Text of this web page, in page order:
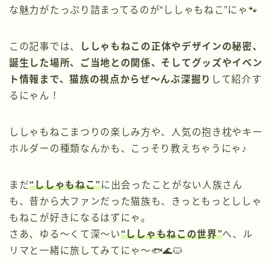
な魅力がたっぷり詰まってるのが“ししゃもねこ”にゃ🐾
この記事では、
ししゃもねこの正体やデザインの秘密、
誕生した場所、ご当地との関係、そしてグッズやイベン
ト情報まで、猫族の視点からぜ〜んぶ深掘り して紹介す
るにゃん！
ししゃもねこまつりの楽しみ方や、人気の抱き枕やキー
ホルダーの種類なんかも、こっそり教えちゃうにゃ♪
まだ“ししゃもねこ”に出会ったことがない人族さん
も、昔から大ファンだった猫族も、きっともっとししゃ
もねこが好きになるはずにゃ。
さあ、ゆる〜くて深〜い“ししゃもねこの世界”へ、ル
リマと一緒に旅してみてにゃ〜🐟🌊🐱